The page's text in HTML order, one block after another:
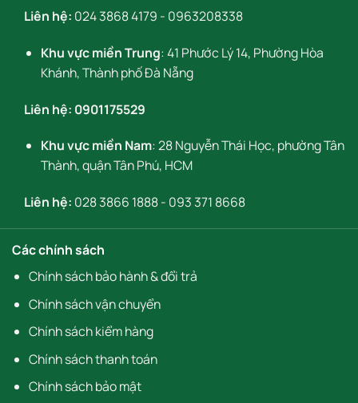
Liên hệ: 024 3868 4179 - 0963208338
Khu vực miền Trung: 41 Phước Lý 14, Phường Hòa
Khánh, Thành phố Đà Nẵng
Liên hệ: 0901175529
Khu vực miền Nam: 28 Nguyễn Thái Học, phường Tân
Thành, quận Tân Phú, HCM
Liên hệ: 028 3866 1888- 093 371 8668
Các chính sách
Chính sách bảo hành & đổi trả
Chính sách vận chuyển
Chính sách kiểm hàng
Chính sách thanh toán
Chính sách bảo mật